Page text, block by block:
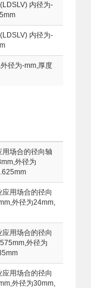
内径为-
内径为-
径为-mm,厚度
场合的径向轴
外径为
用场合的径向
外径为24mm,
用场合的径向
外径为
用场合的径向
外径为30mm,